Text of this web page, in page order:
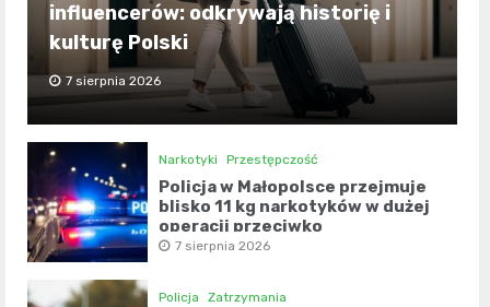
influencerów: odkrywają historię i
kulturę Polski
7 sierpnia 2026
Narkotyki Przestępczość
Policja w Małopolsce przejmuje
blisko 11 kg narkotyków w dużej
operacji przeciwko
przestępczości narkotykowej
7 sierpnia 2026
Policja Zatrzymania